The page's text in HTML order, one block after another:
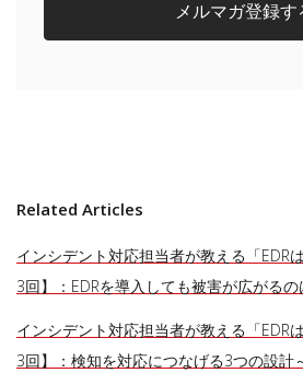
メルマガ登録す
Related Articles
インシデント対応担当者が教える「EDR
3回】：EDRを導入しても被害が広がるの
インシデント対応担当者が教える「EDR
3回】：検知を対応につなげる3つの設計